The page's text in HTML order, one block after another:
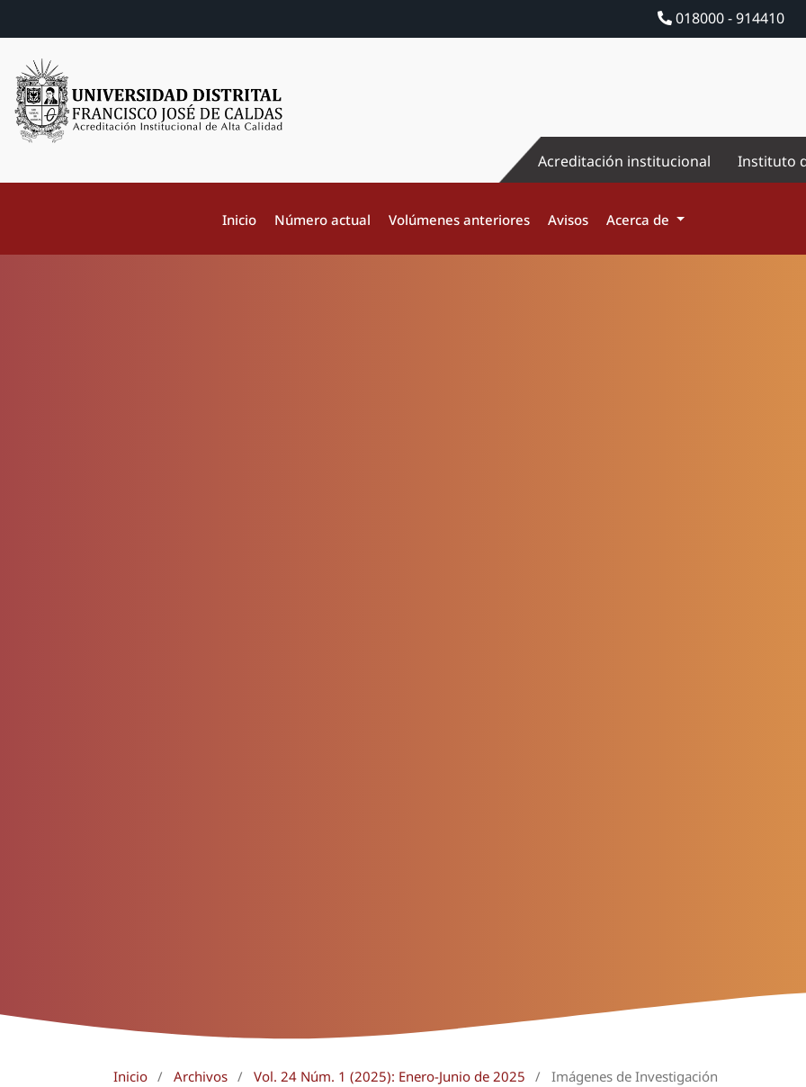
018000 - 914410
Acreditación institucional Instituto
Inicio Número actual Volúmenes anteriores Avisos Acerca de
Inicio / Archivos / Vol. 24 Núm. 1 (2025): Enero-Junio de 2025 / Imágenes de Investigación